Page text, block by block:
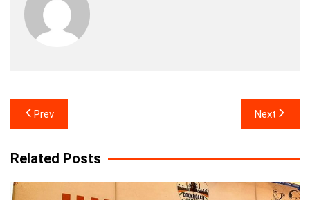
Post
navigation
Prev Next
Related Posts